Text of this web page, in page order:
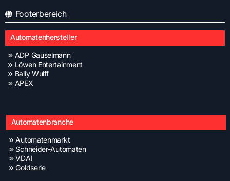
Footerbereich
Automatenhersteller
ADP Gauselmann
Löwen Entertainment
Bally Wulff
APEX
Automatenbranche
Automatenmarkt
Schneider-Automaten
VDAI
Goldserie